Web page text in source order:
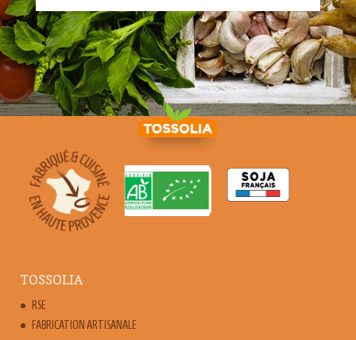
TOSSOLIA
RSE
FABRICATION ARTISANALE